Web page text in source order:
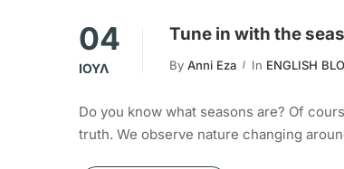
04
ΙΟΎΛ
Tune in with the
By Anni Eza In ENGLISH
Do you know what seasons are? Of
truth. We observe nature changing